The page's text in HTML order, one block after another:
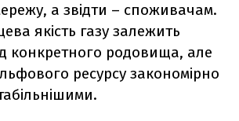
а звідти – споживачам.
якість газу залежить
конкретного родовища, але
ресурсу закономірно